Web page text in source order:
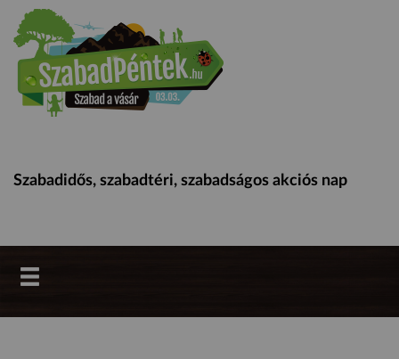
Szabadidős, szabadtéri, szabadságos akciós nap